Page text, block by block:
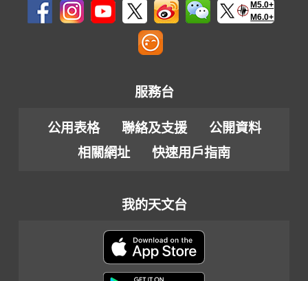
M5.0+
M6.0+
服務台
公用表格 聯絡及支援
公開資料
相關網址
快速用戶指南
我的天文台